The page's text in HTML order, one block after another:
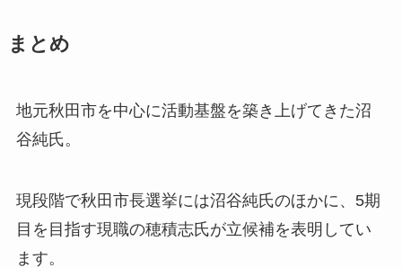
まとめ
地元秋田市を中心に活動基盤を築き上げてきた沼
谷純氏。
現段階で秋田市長選挙には沼谷純氏のほかに、5期
目を目指す現職の穂積志氏が立候補を表明してい
ます。